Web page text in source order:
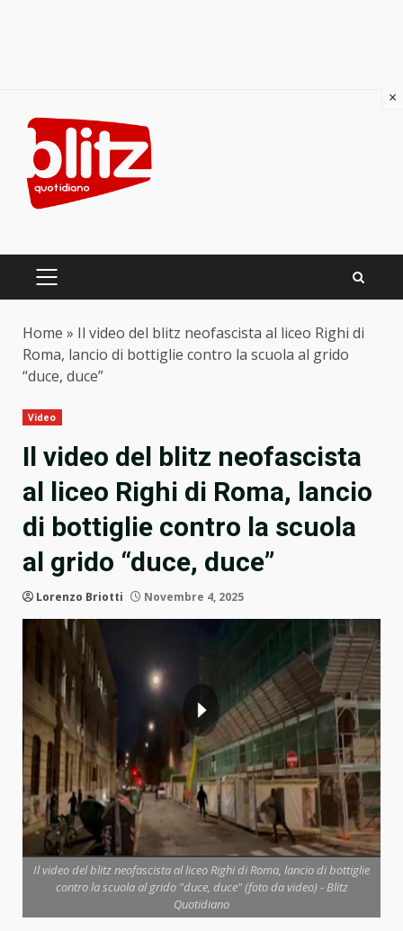
content
PRIMARY
Home » Il video del blitz neofascista al liceo Righi di
Roma, lancio di bottiglie contro la scuola al grido
“duce, duce”
Video
Il video del blitz neofascista
al liceo Righi di Roma, lancio
di bottiglie contro la scuola
al grido “duce, duce”
Lorenzo Briotti Novembre 4, 2025
Il video del blitz neofascista al liceo Righi di Roma, lancio di bottiglie
contro la scuola al grido "duce, duce" (foto da video) - Blitz
Quotidiano
×